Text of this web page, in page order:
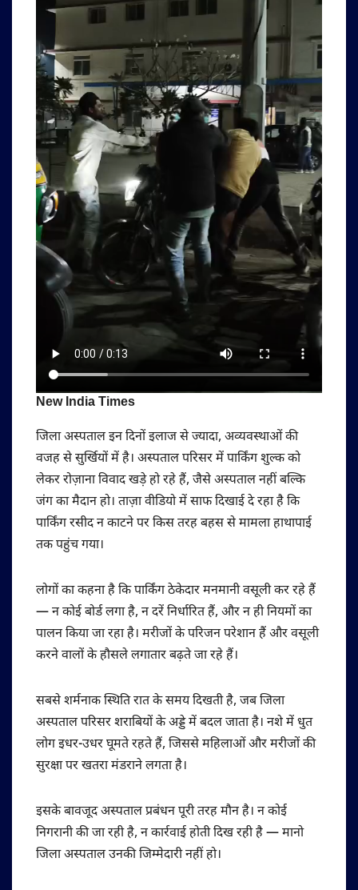
New India Times
जिला अस्पताल इन दिनों इलाज से ज्यादा, अव्यवस्थाओं की
वजह से सुर्खियों में है। अस्पताल परिसर में पार्किंग शुल्क को
लेकर रोज़ाना विवाद खड़े हो रहे हैं, जैसे अस्पताल नहीं बल्कि
जंग का मैदान हो। ताज़ा वीडियो में साफ दिखाई दे रहा है कि
पार्किंग रसीद न काटने पर किस तरह बहस से मामला हाथापाई
तक पहुंच गया।
लोगों का कहना है कि पार्किंग ठेकेदार मनमानी वसूली कर रहे हैं
— न कोई बोर्ड लगा है, न दरें निर्धारित हैं, और न ही नियमों का
पालन किया जा रहा है। मरीजों के परिजन परेशान हैं और वसूली
करने वालों के हौसले लगातार बढ़ते जा रहे हैं।
सबसे शर्मनाक स्थिति रात के समय दिखती है, जब जिला
अस्पताल परिसर शराबियों के अड्डे में बदल जाता है। नशे में धुत
लोग इधर-उधर घूमते रहते हैं, जिससे महिलाओं और मरीजों की
सुरक्षा पर खतरा मंडराने लगता है।
इसके बावजूद अस्पताल प्रबंधन पूरी तरह मौन है। न कोई
निगरानी की जा रही है, न कार्रवाई होती दिख रही है — मानो
जिला अस्पताल उनकी जिम्मेदारी नहीं हो।